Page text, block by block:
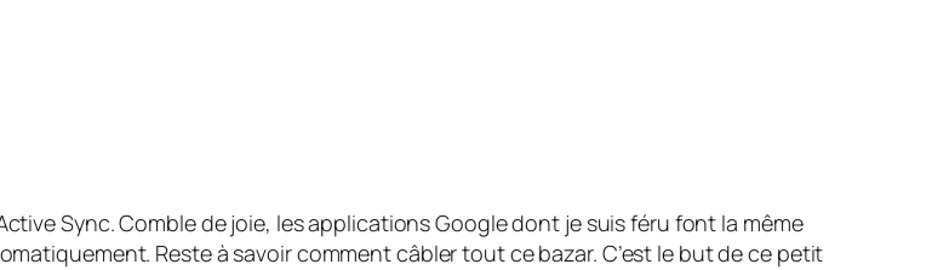
Sync. Comble de joie, les applications Google dont je suis féru font la même
Reste à savoir comment câbler tout ce bazar. C’est le but de ce petit